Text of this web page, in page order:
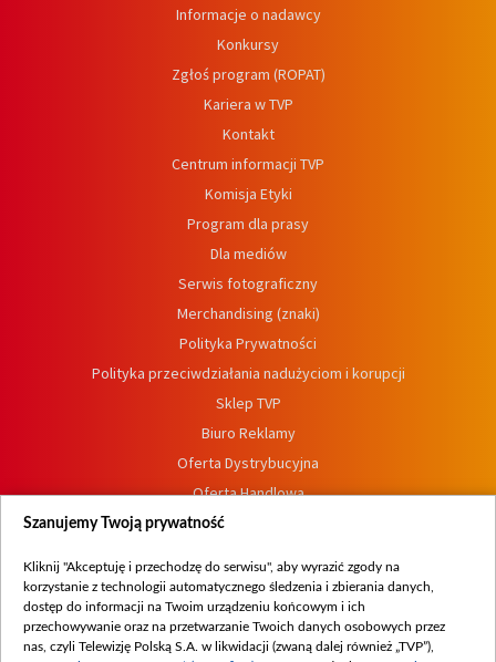
Informacje o nadawcy
Konkursy
Zgłoś program (ROPAT)
Kariera w TVP
Kontakt
Centrum informacji TVP
Komisja Etyki
Program dla prasy
Dla mediów
Serwis fotograficzny
Merchandising (znaki)
Polityka Prywatności
Polityka przeciwdziałania nadużyciom i korupcji
Sklep TVP
Biuro Reklamy
Oferta Dystrybucyjna
Oferta Handlowa
Dostępność
Procedura zgłoszeń wewnętrznych
Szanujemy Twoją prywatność
Kliknij "Akceptuję i przechodzę do serwisu", aby wyrazić zgody na
korzystanie z technologii automatycznego śledzenia i zbierania danych,
dostęp do informacji na Twoim urządzeniu końcowym i ich
przechowywanie oraz na przetwarzanie Twoich danych osobowych przez
nas, czyli Telewizję Polską S.A. w likwidacji (zwaną dalej również „TVP”),